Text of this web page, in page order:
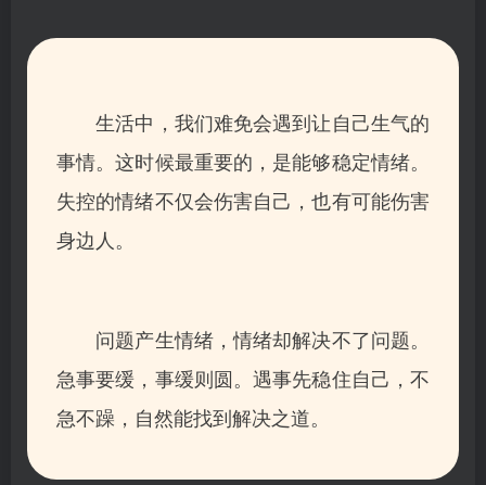
生活中，我们难免会遇到让自己生气的
事情。这时候最重要的，是能够稳定情绪。
失控的情绪不仅会伤害自己，也有可能伤害
身边人。
问题产生情绪，情绪却解决不了问题。
急事要缓，事缓则圆。遇事先稳住自己，不
急不躁，自然能找到解决之道。